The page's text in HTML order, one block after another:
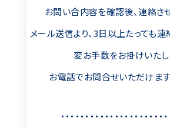
お問い合内容を確認後、連絡さ
メール送信より、3日以上たっても
変お手数をお掛けいたし
お電話でお問合せいただけます
・・・・・・・・・・・・・・・・・・・・・